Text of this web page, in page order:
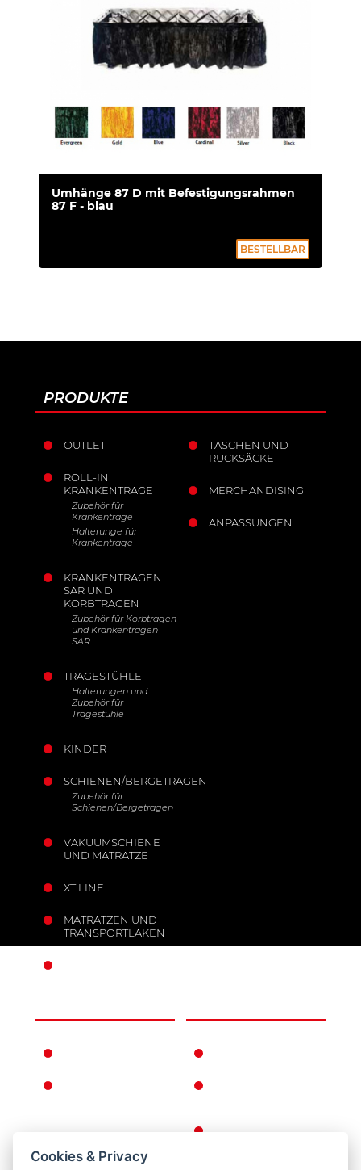
Umhänge 87 D mit Befestigungsrahmen
87 F - blau
BESTELLBAR
PRODUKTE
OUTLET
ROLL-IN
KRANKENTRAGE
Zubehör für
Krankentrage
Halterunge für
Krankentrage
KRANKENTRAGEN
SAR UND
KORBTRAGEN
Zubehör für Korbtragen
und Krankentragen
SAR
TRAGESTÜHLE
Halterungen und
Zubehör für
Tragestühle
KINDER
SCHIENEN/BERGETRAGEN
Zubehör für
Schienen/Bergetragen
VAKUUMSCHIENE
UND MATRATZE
XT LINE
MATRATZEN UND
TRANSPORTLAKEN
TASCHEN UND
RUCKSÄCKE
MERCHANDISING
ANPASSUNGEN
Cookies & Privacy